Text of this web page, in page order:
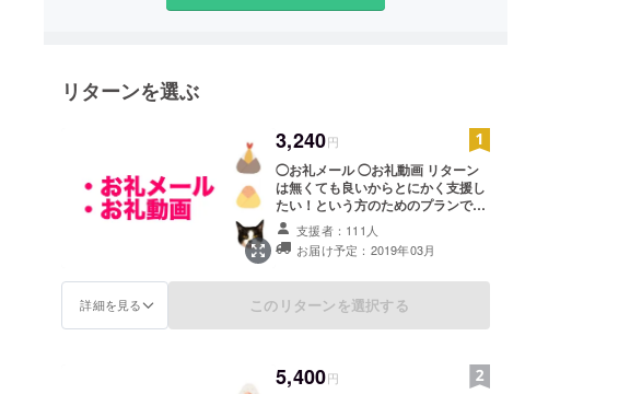
リターンを選ぶ
3,240円
◯お礼メール ◯お礼動画 リターン
は無くても良いからとにかく支援し
たい！という方のためのプランで
す。 感謝を込めたお礼のメールと、
お礼の動画を送らせていただきま
す。 ※リターンは複数口、また他の
支援者：111人
お届け予定：2019年03月
詳細を見る このリターンを選択する
5,400円